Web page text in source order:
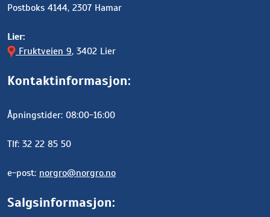
Postboks 4144, 2307 Hamar
Lier:
Fruktveien 9, 3402 Lier
Kontaktinformasjon:
Åpningstider: 08:00-16:00
Tlf: 32 22 85 50
e-post: norgro@norgro.no
Salgsinformasjon: